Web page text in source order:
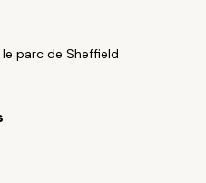
parc de Sheffield